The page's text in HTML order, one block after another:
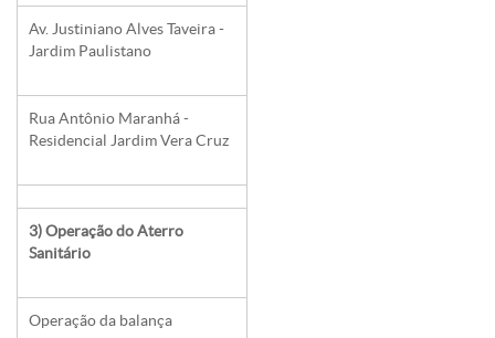
Av. Justiniano Alves Taveira -
Jardim Paulistano
Rua Antônio Maranhá -
Residencial Jardim Vera Cruz
3) Operação do Aterro
Sanitário
Operação da balança